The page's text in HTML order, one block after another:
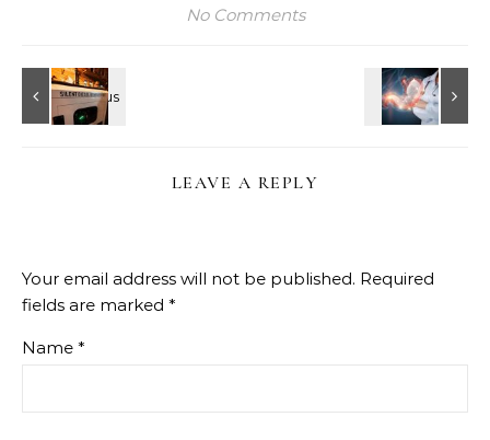
No Comments
LEAVE A REPLY
Your email address will not be published. Required
fields are marked *
Name *